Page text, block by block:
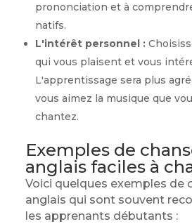
prononciation et à
natifs.
L'intérêt personnel :
qui vous plaisent et vous
L'apprentissage sera plus
vous aimez la musique que
chantez.
Exemples de
anglais faciles à
Voici quelques exemples de
anglais qui sont souvent
les apprenants débutants :